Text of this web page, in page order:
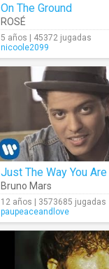
On The Ground
ROSÉ
5 años | 45372 jugadas
nicoole2099
Just The Way You Are
Bruno Mars
12 años | 3573685 jugadas
paupeaceandlove